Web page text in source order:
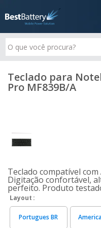
Teclado para
Pro MF839B/A
Teclado compatível
Digitação confortável,
perfeito. Produto
Layout
Portugues BR